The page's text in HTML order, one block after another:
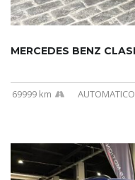
69999 km AUTOMATICO